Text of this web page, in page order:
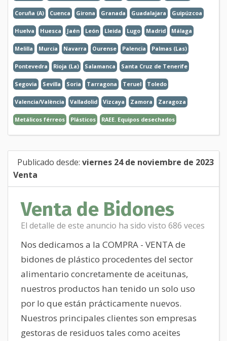
Coruña (A) Cuenca Girona Granada Guadalajara Guipúzcoa
Huelva Huesca Jaén León Lleida Lugo Madrid Málaga
Melilla Murcia Navarra Ourense Palencia Palmas (Las)
Pontevedra Rioja (La) Salamanca Santa Cruz de Tenerife
Segovia Sevilla Soria Tarragona Teruel Toledo
Valencia/València Valladolid Vizcaya Zamora Zaragoza
Metálicos férreos Plásticos RAEE. Equipos desechados
Publicado desde: viernes 24 de noviembre de 2023
Venta
Venta de Bidones
El detalle de este anuncio ha sido visto 686 veces
Nos dedicamos a la COMPRA - VENTA de
bidones de plástico procedentes del sector
alimentario concretamente de aceitunas,
nuestros productos han tenido un solo uso
por lo que están prácticamente nuevos.
Nuestros principales clientes son empresas
gestoras de residuos tales como aceites